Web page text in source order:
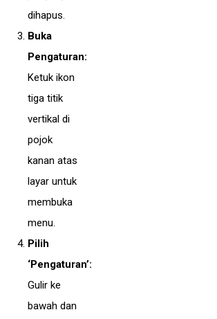
dihapus.
Buka
Pengaturan:
Ketuk ikon
tiga titik
vertikal di
pojok
kanan atas
layar untuk
membuka
menu.
Pilih
‘Pengaturan’:
Gulir ke
bawah dan